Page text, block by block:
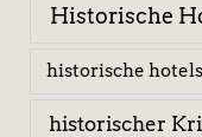
Historische
historische
historischer